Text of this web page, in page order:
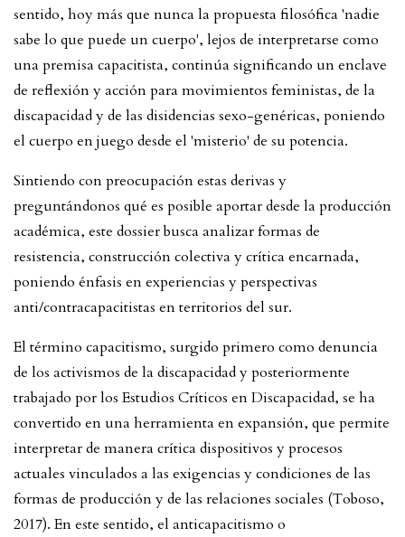
sentido, hoy más que nunca la propuesta filosófica 'nadie
sabe lo que puede un cuerpo', lejos de interpretarse como
una premisa capacitista, continúa significando un enclave
de reflexión y acción para movimientos feministas, de la
discapacidad y de las disidencias sexo-genéricas, poniendo
el cuerpo en juego desde el 'misterio' de su potencia.
Sintiendo con preocupación estas derivas y
preguntándonos qué es posible aportar desde la producción
académica, este dossier busca analizar formas de
resistencia, construcción colectiva y crítica encarnada,
poniendo énfasis en experiencias y perspectivas
anti/contracapacitistas en territorios del sur.
El término capacitismo, surgido primero como denuncia
de los activismos de la discapacidad y posteriormente
trabajado por los Estudios Críticos en Discapacidad, se ha
convertido en una herramienta en expansión, que permite
interpretar de manera crítica dispositivos y procesos
actuales vinculados a las exigencias y condiciones de las
formas de producción y de las relaciones sociales (Toboso,
2017). En este sentido, el anticapacitismo o